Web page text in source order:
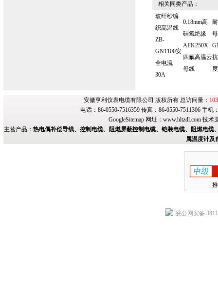
相关同类产品：
玻纤纱编
织高温线
ZB-
GN1100安
全电流
30A
0.18mm高
硅氧绝缘
AFK250X
四氟高温云
母线
安徽亨利仪表电缆有限公司 版权所有 总访问量：
电话：86-0550-7516359 传真：86-0550-7511306 手
GoogleSitemap网址： www.hltzdl.com技术
主营产品： 热电偶补偿导线、控制电缆、阻燃屏蔽控制电缆、铠装电缆、阻燃电
属温度计及
皖公网安备